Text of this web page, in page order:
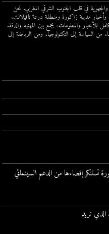
والجهوية في قلب الجنوب الشرقي المغربي. نحن
مدينة زاكورة ومنطقة درعة تافيلالت.
والمعلومات، يجمع بين المهنية والدقة.
من السياسة إلى التكنولوجيا، ومن الرياضة إلى
تستنكر إقصاءها من الدعم السينمائي
نريد